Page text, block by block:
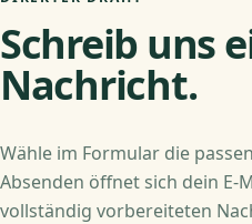
Schreib uns
Nachricht.
Wähle im Formular die
Absenden öffnet sich dein
vollständig vorbereiteten